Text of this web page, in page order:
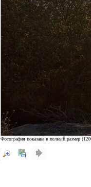
Фотография показана в полный размер (